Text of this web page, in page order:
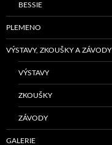
BESSIE
PLEMENO
VÝSTAVY, ZKOUŠKY A ZÁVODY
VÝSTAVY
ZKOUŠKY
ZÁVODY
GALERIE